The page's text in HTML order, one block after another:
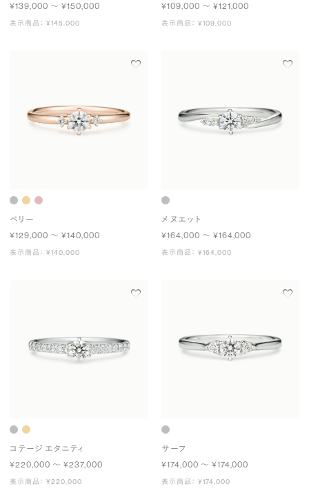
¥139,000 〜 ¥150,000
表示商品： ¥145,000
¥109,000 〜 ¥121,000
表示商品： ¥109,000
ベリー
¥129,000 〜 ¥140,000
表示商品： ¥140,000
メヌエット
¥164,000 〜 ¥164,000
表示商品： ¥164,000
コテージ エタニティ
¥220,000 〜 ¥237,000
表示商品： ¥220,000
サーフ
¥174,000 〜 ¥174,000
表示商品： ¥174,000